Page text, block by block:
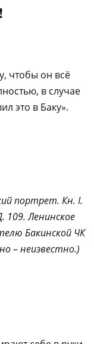
чтобы он всё
в случае
это в Баку».
портрет. Кн. I.
109. Ленинское
Бакинской ЧК
– неизвестно.)